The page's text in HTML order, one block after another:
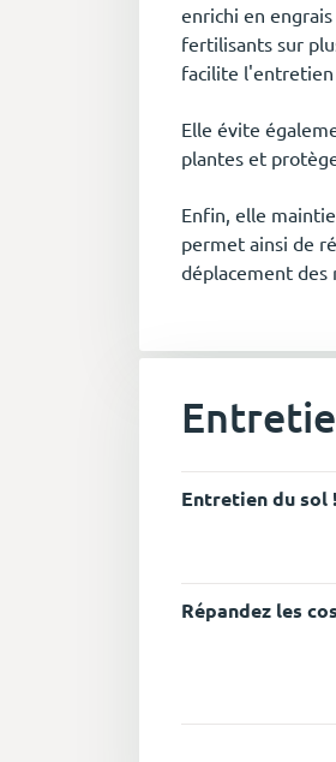
enrichi en
fertilisants sur
facilite l'entretien
Elle évite
plantes et
Enfin, elle
permet ainsi de
déplacement des
Entretien du sol !
Répandez les